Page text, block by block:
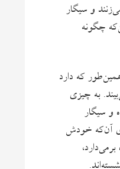
و سیگار
چگونه
که دارد
به چیزی
و سیگار
آن‌که خودش